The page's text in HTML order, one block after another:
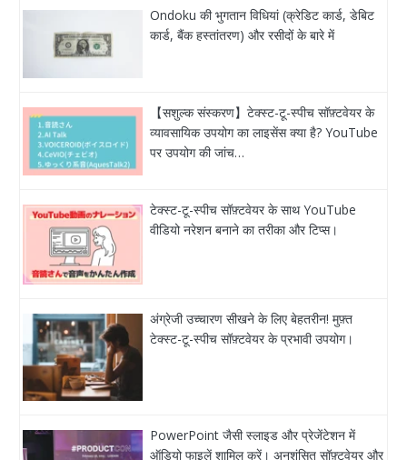
Ondoku की भुगतान विधियां (क्रेडिट कार्ड, डेबिट
कार्ड, बैंक हस्तांतरण) और रसीदों के बारे में
【सशुल्क संस्करण】टेक्स्ट-टू-स्पीच सॉफ़्टवेयर के
व्यावसायिक उपयोग का लाइसेंस क्या है? YouTube
पर उपयोग की जांच…
टेक्स्ट-टू-स्पीच सॉफ़्टवेयर के साथ YouTube
वीडियो नरेशन बनाने का तरीका और टिप्स।
अंग्रेजी उच्चारण सीखने के लिए बेहतरीन! मुफ़्त
टेक्स्ट-टू-स्पीच सॉफ़्टवेयर के प्रभावी उपयोग।
PowerPoint जैसी स्लाइड और प्रेजेंटेशन में
ऑडियो फाइलें शामिल करें। अनुशंसित सॉफ़्टवेयर और